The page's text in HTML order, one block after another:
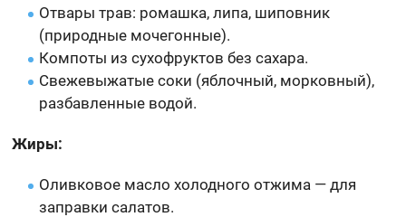
Отвары трав: ромашка, липа, шиповник
(природные мочегонные).
Компоты из сухофруктов без сахара.
Свежевыжатые соки (яблочный, морковный),
разбавленные водой.
Жиры:
Оливковое масло холодного отжима — для
заправки салатов.